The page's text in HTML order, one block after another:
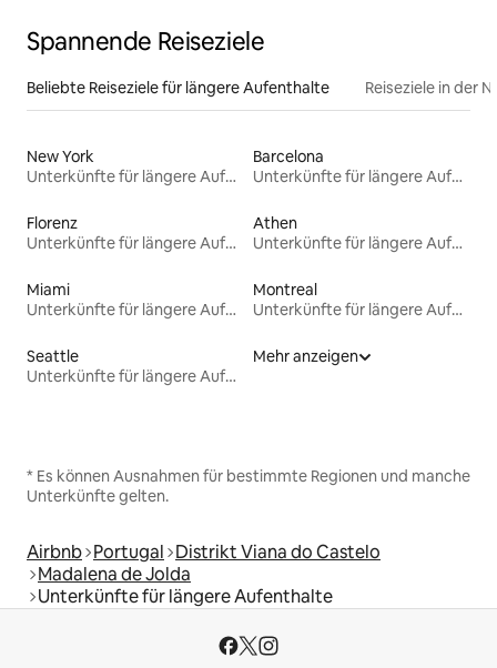
Spannende Reiseziele
Beliebte Reiseziele für längere Aufenthalte Reiseziele in der
New York
Unterkünfte für längere Aufenthalte
Barcelona
Unterkünfte für längere Aufenthalte
Florenz
Unterkünfte für längere Aufenthalte
Athen
Unterkünfte für längere Aufenthalte
Miami
Unterkünfte für längere Aufenthalte
Montreal
Unterkünfte für längere Aufenthalte
Seattle
Unterkünfte für längere Aufenthalte
Mehr anzeigen
* Es können Ausnahmen für bestimmte Regionen und manche
Unterkünfte gelten.
Airbnb Portugal Distrikt Viana do Castelo
Madalena de Jolda
Unterkünfte für längere Aufenthalte